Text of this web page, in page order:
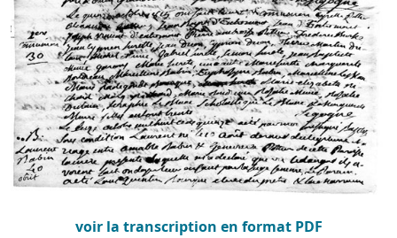
voir la transcription en format PDF